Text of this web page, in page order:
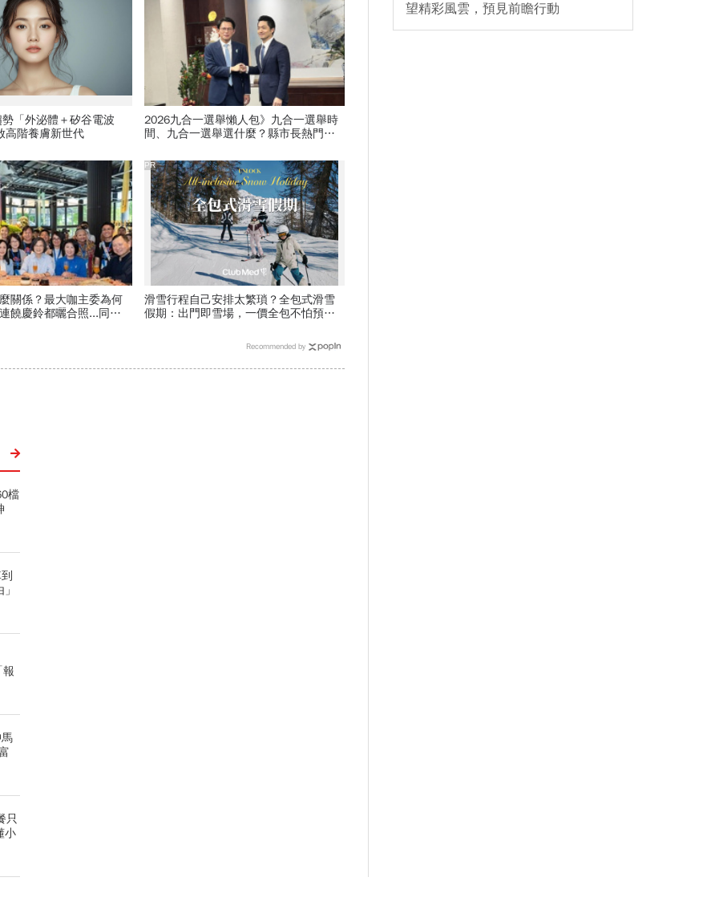
「外泌體＋矽谷電波
高階養膚新世代
2026九合一選舉懶人包》九合一選舉時
間、九合一選舉選什麼？縣市長熱門人
關係？最大咖主委為何
饒慶鈴都曬合照...同場
滑雪行程自己安排太繁瑣？全包式滑雪
假期：出門即雪場，一價全包不怕預算
PR
Recommended by
檔
報
只
小
望精彩風雲，預見前瞻行動